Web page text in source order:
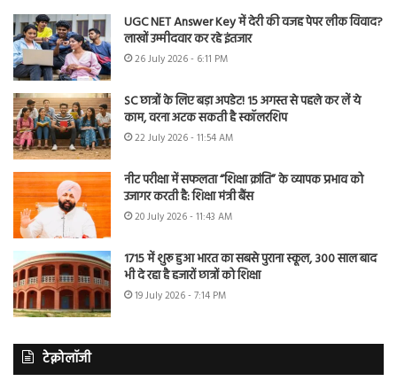
UGC NET Answer Key में देरी की वजह पेपर लीक विवाद?
लाखों उम्मीदवार कर रहे इंतजार
26 July 2026 - 6:11 PM
SC छात्रों के लिए बड़ा अपडेट! 15 अगस्त से पहले कर लें ये
काम, वरना अटक सकती है स्कॉलरशिप
22 July 2026 - 11:54 AM
नीट परीक्षा में सफलता “शिक्षा क्रांति” के व्यापक प्रभाव को
उजागर करती है: शिक्षा मंत्री बैंस
20 July 2026 - 11:43 AM
1715 में शुरू हुआ भारत का सबसे पुराना स्कूल, 300 साल बाद
भी दे रहा है हजारों छात्रों को शिक्षा
19 July 2026 - 7:14 PM
टेक्नोलॉजी